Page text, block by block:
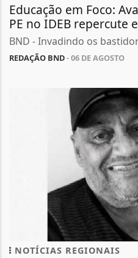
Educação em Foco:
PE no IDEB repercute
BND - Invadindo os
REDAÇÃO BND- 06 DE AGOSTO
NOTÍCIAS REGIONAIS